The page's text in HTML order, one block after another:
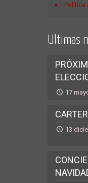
Política
Ultimas
17
13